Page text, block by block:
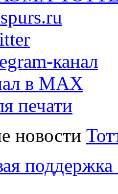
канал
в MAX
печати
новости
поддержка